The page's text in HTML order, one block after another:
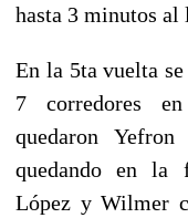
hasta 3 minutos al
En la 5ta vuelta
7 corredores
quedaron
quedando en la
López y Wilmer